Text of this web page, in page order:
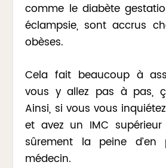
comme le diabète
éclampsie, sont accrus
obèses.
Cela fait beaucoup à
vous y allez pas à pas,
Ainsi, si vous vous
et avez un IMC
sûrement la peine
médecin.